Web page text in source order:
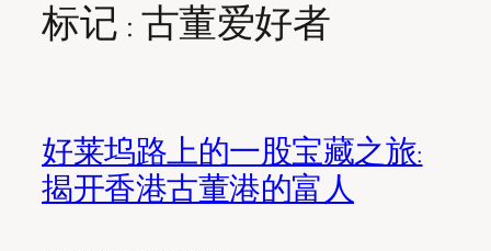
标记 : 古董爱好者
好莱坞路上的一股宝藏之旅:
揭开香港古董港的富人